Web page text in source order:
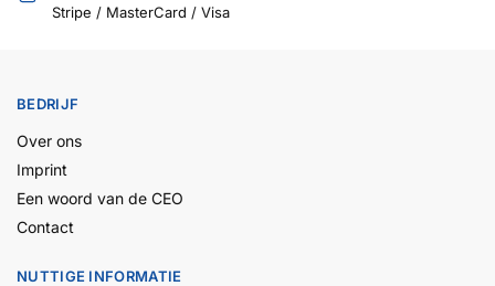
Stripe / MasterCard / Visa
BEDRIJF
Over ons
Imprint
Een woord van de CEO
Contact
NUTTIGE INFORMATIE